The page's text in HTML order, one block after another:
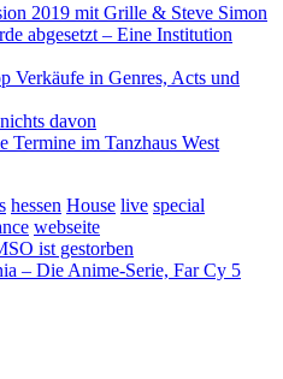
2019 mit Grille & Steve Simon
abgesetzt – Eine Institution
Verkäufe in Genres, Acts und
davon
Termine im Tanzhaus West
hessen House live special
webseite
ist gestorben
– Die Anime-Serie, Far Cy 5